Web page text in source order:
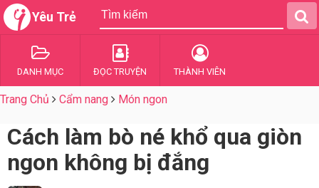
Yêu Trẻ
DANH MỤC ĐỌC TRUYỆN THÀNH VIÊN
Trang Chủ Cẩm nang Món ngon
Cách làm bò né khổ qua giòn
ngon không bị đắng